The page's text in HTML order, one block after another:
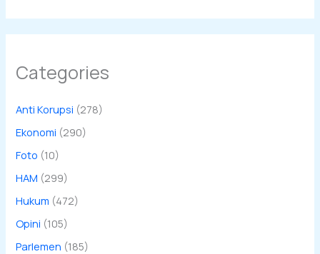
Categories
Anti Korupsi (278)
Ekonomi (290)
Foto (10)
HAM (299)
Hukum (472)
Opini (105)
Parlemen (185)